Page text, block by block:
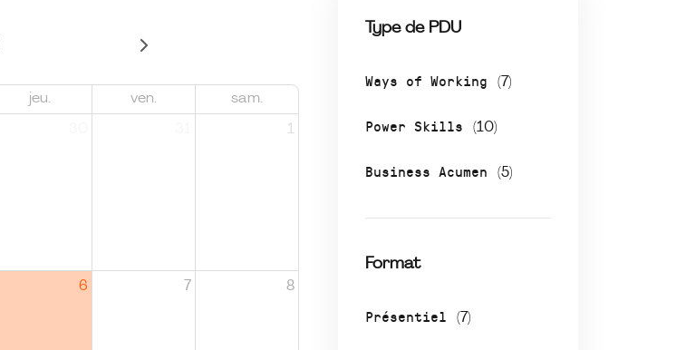
Type de PDU
Ways of Working (7)
Power Skills (10)
Business Acumen (5)
Format
Présentiel (7)
jeu. ven. sam.
1
6 7 8